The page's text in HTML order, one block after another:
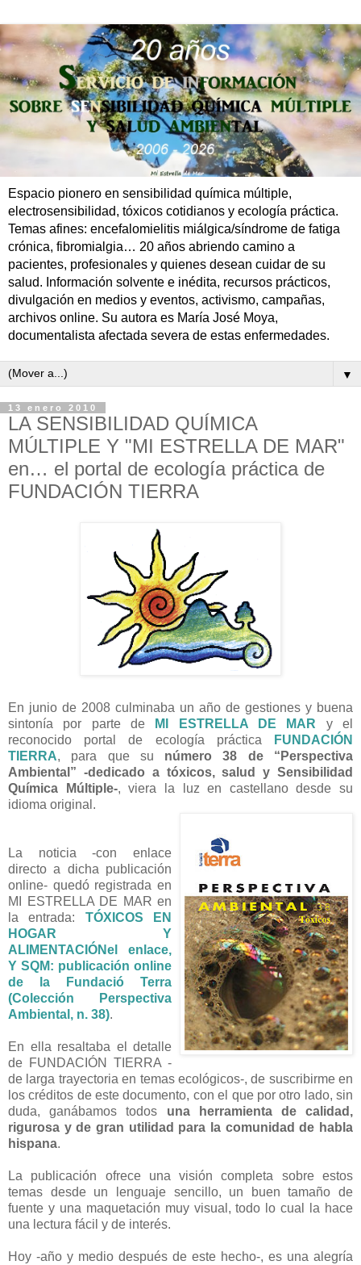
Espacio pionero en sensibilidad química múltiple,
electrosensibilidad, tóxicos cotidianos y ecología práctica.
Temas afines: encefalomielitis miálgica/síndrome de fatiga
crónica, fibromialgia… 20 años abriendo camino a
pacientes, profesionales y quienes desean cuidar de su
salud. Información solvente e inédita, recursos prácticos,
divulgación en medios y eventos, activismo, campañas,
archivos online. Su autora es María José Moya,
documentalista afectada severa de estas enfermedades.
▼
13 enero 2010
LA SENSIBILIDAD QUÍMICA
MÚLTIPLE Y "MI ESTRELLA DE MAR"
en… el portal de ecología práctica de
FUNDACIÓN TIERRA
En junio de 2008 culminaba un año de gestiones y buena
sintonía por parte de
MI ESTRELLA DE MAR y el
reconocido portal de ecología práctica
FUNDACIÓN
TIERRA, para que su número 38 de “Perspectiva
Ambiental” -dedicado a tóxicos, salud y Sensibilidad
Química Múltiple-, viera la luz en castellano desde su
idioma original.
La noticia -con enlace
directo a dicha publicación
online- quedó registrada en
MI ESTRELLA DE MAR en
la entrada: TÓXICOS EN
HOGAR Y
ALIMENTACIÓNel enlace,
Y SQM: publicación online
de la Fundació Terra
(Colección Perspectiva
Ambiental, n. 38).
En ella resaltaba el detalle
de FUNDACIÓN TIERRA -
de larga trayectoria en temas ecológicos-, de suscribirme en
los créditos de este documento, con el que por otro lado, sin
duda, ganábamos todos una herramienta de calidad,
rigurosa y de gran utilidad para la comunidad de habla
hispana.
La publicación ofrece una visión completa sobre estos
temas desde un lenguaje sencillo, un buen tamaño de
fuente y una maquetación muy visual, todo lo cual la hace
una lectura fácil y de interés.
Hoy -año y medio después de este hecho-, es una alegría